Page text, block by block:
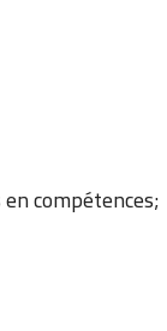
compétences;